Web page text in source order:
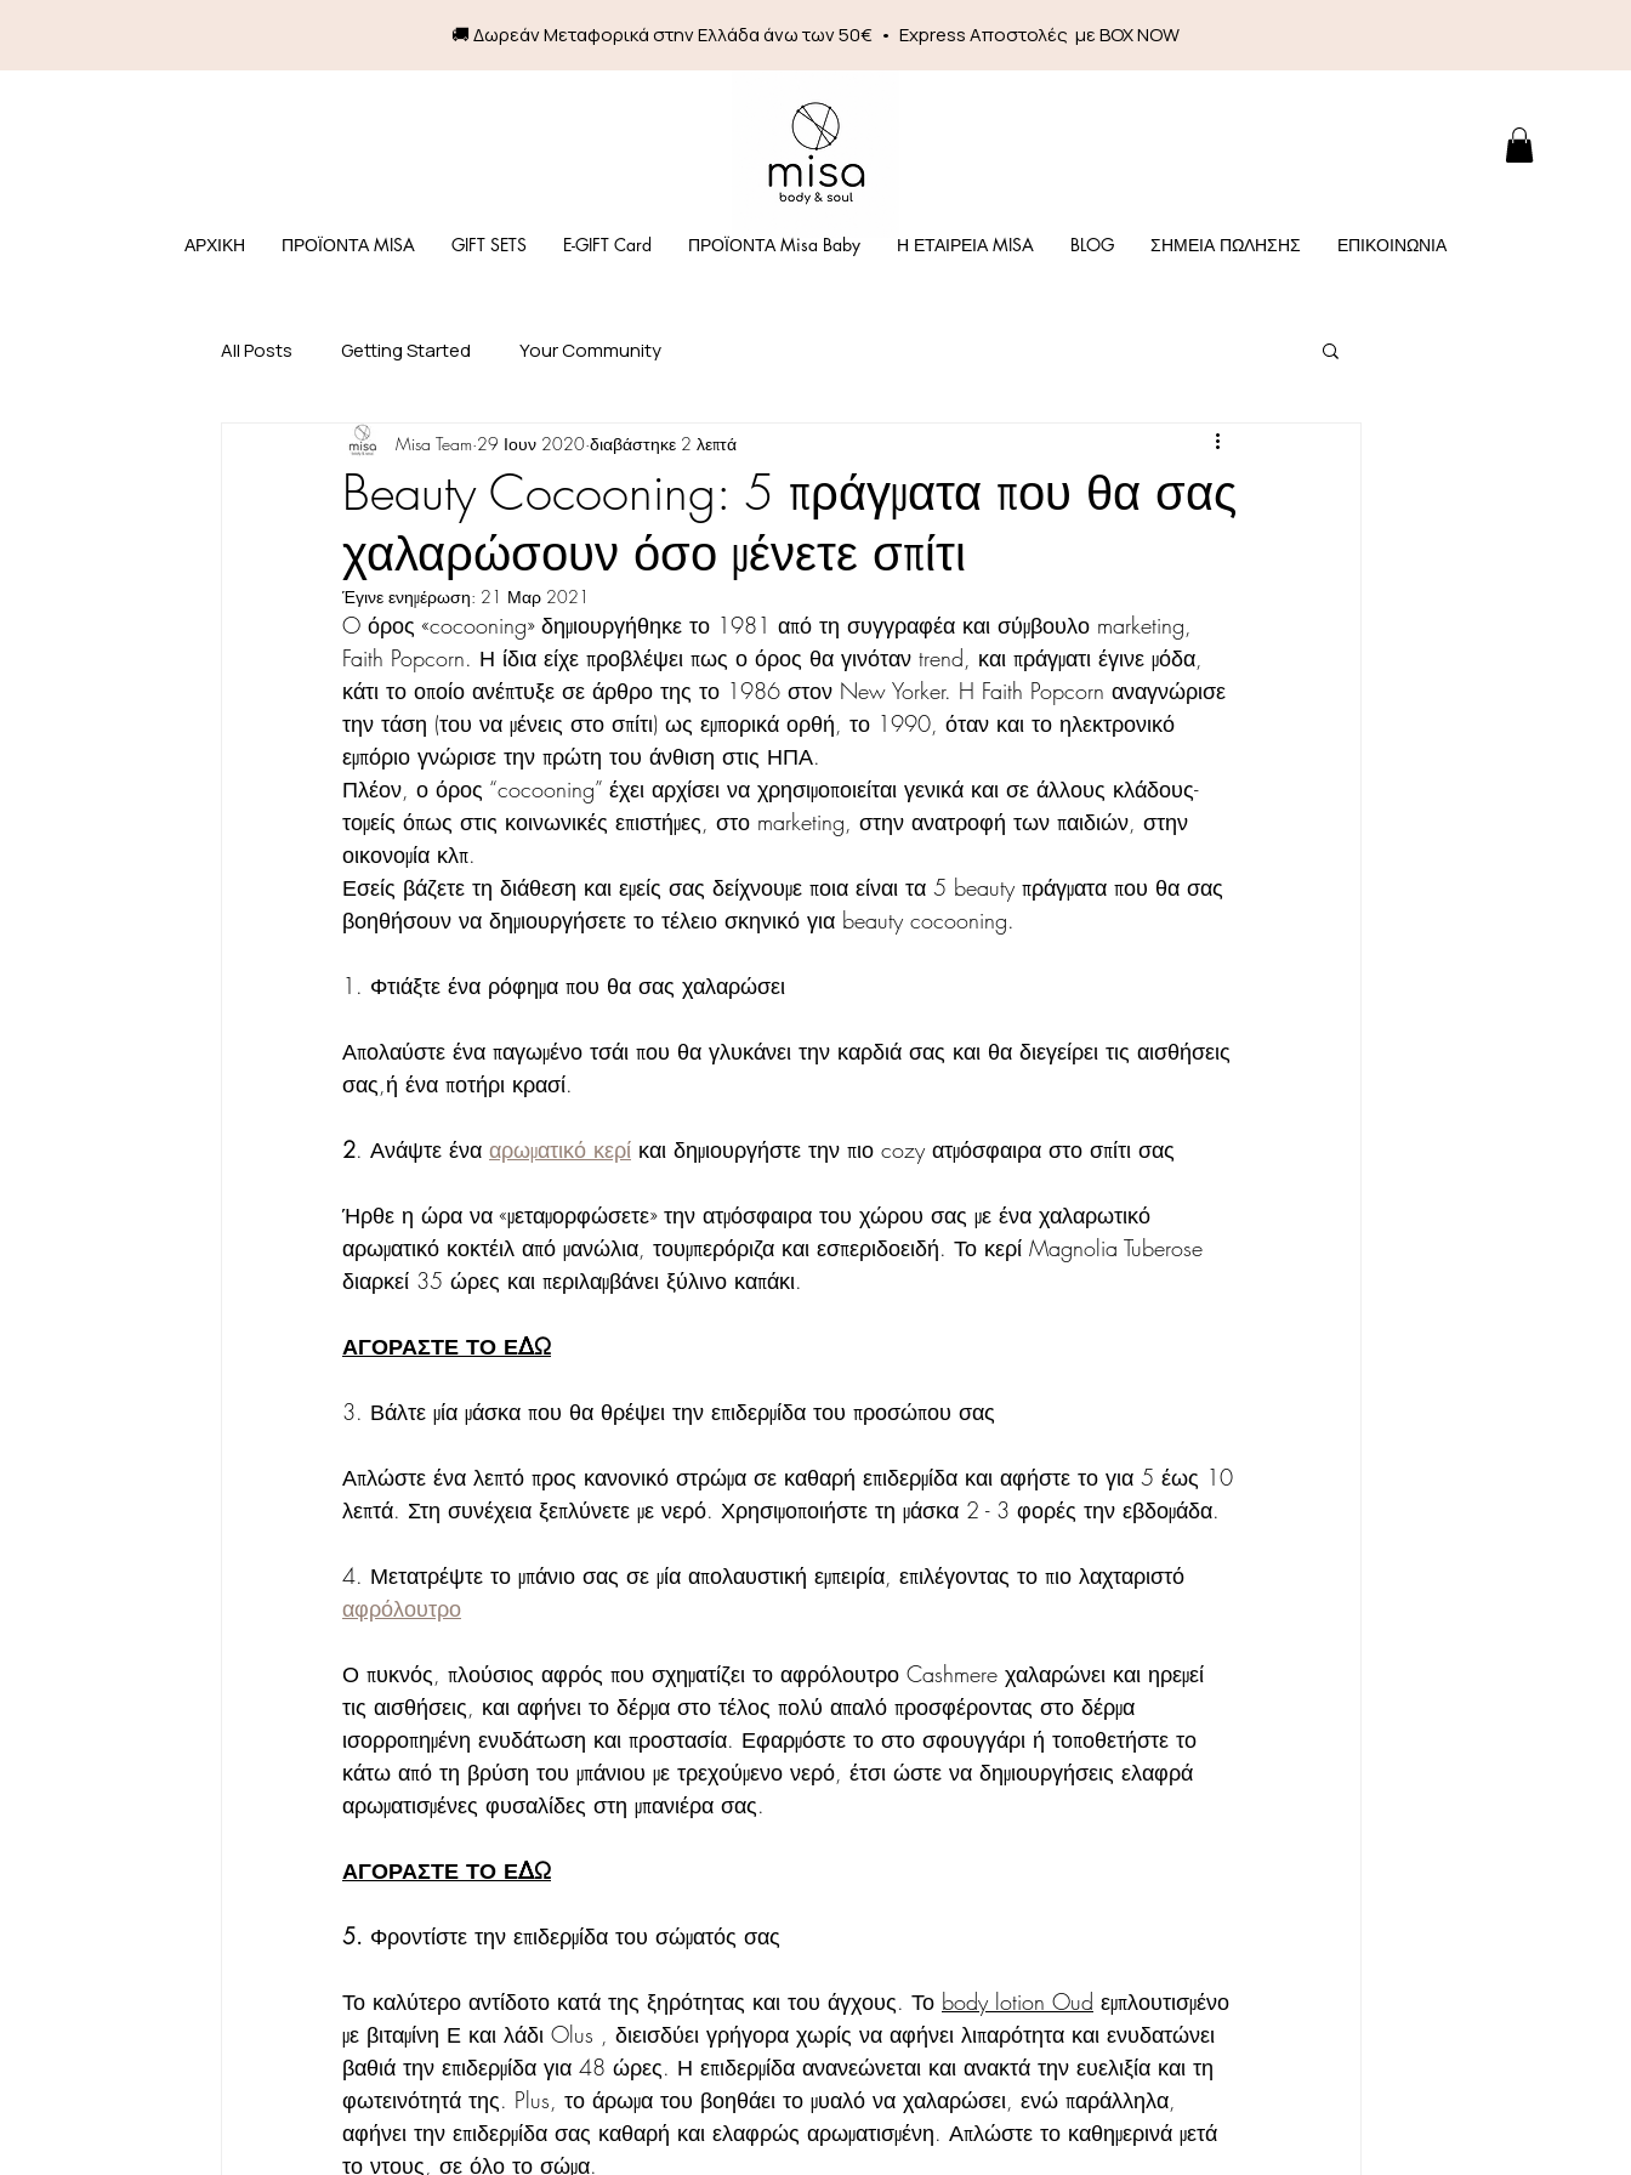
🚚 Δωρεάν Mεταφορικά στην Ελλάδα άνω των 50€ • Express Αποστολές με BOX NOW
ΑΡΧΙΚΗ ΠΡΟΪΟΝΤΑ MISA GIFT SETS E-GIFT Card ΠΡΟΪΟΝΤΑ Misa Baby Η ΕΤΑΙΡΕΙΑ MISA BLOG ΣΗΜΕΙΑ ΠΩΛΗΣΗΣ ΕΠΙΚΟΙΝΩΝΙΑ
All Posts Getting Started Your Community
Beauty Cocooning: 5 πράγματα που θα σας
χαλαρώσουν όσο μένετε σπίτι
Misa Team 29 Ιουν 2020 διαβάστηκε 2 λεπτά
Έγινε ενημέρωση: 21 Μαρ 2021
O όρος «cocooning» δημιουργήθηκε το 1981 από τη συγγραφέα και σύμβουλο marketing,
Faith Popcorn. Η ίδια είχε προβλέψει πως ο όρος θα γινόταν trend, και πράγματι έγινε μόδα,
κάτι το οποίο ανέπτυξε σε άρθρο της το 1986 στον New Yorker. H Faith Popcorn αναγνώρισε
την τάση (του να μένεις στο σπίτι) ως εμπορικά ορθή, το 1990, όταν και το ηλεκτρονικό
εμπόριο γνώρισε την πρώτη του άνθιση στις ΗΠΑ.
Πλέον, ο όρος “cocooning” έχει αρχίσει να χρησιμοποιείται γενικά και σε άλλους κλάδους-
τομείς όπως στις κοινωνικές επιστήμες, στο marketing, στην ανατροφή των παιδιών, στην
οικονομία κλπ.
Εσείς βάζετε τη διάθεση και εμείς σας δείχνουμε ποια είναι τα 5 beauty πράγματα που θα σας
βοηθήσουν να δημιουργήσετε το τέλειο σκηνικό για beauty cocooning.
1. Φτιάξτε ένα ρόφημα που θα σας χαλαρώσει
Απολαύστε ένα παγωμένο τσάι που θα γλυκάνει την καρδιά σας και θα διεγείρει τις αισθήσεις
σας,ή ένα ποτήρι κρασί.
2. Ανάψτε ένα αρωματικό κερί και δημιουργήστε την πιο cozy ατμόσφαιρα στο σπίτι σας
Ήρθε η ώρα να «μεταμορφώσετε» την ατμόσφαιρα του χώρου σας με ένα χαλαρωτικό
αρωματικό κοκτέιλ από μανώλια, τουμπερόριζα και εσπεριδοειδή. Το κερί Magnolia Tuberose
διαρκεί 35 ώρες και περιλαμβάνει ξύλινο καπάκι.
ΑΓΟΡΑΣΤΕ ΤΟ ΕΔΩ
3. Βάλτε μία μάσκα που θα θρέψει την επιδερμίδα του προσώπου σας
Απλώστε ένα λεπτό προς κανονικό στρώμα σε καθαρή επιδερμίδα και αφήστε το για 5 έως 10
λεπτά. Στη συνέχεια ξεπλύνετε με νερό. Χρησιμοποιήστε τη μάσκα 2 - 3 φορές την εβδομάδα.
4. Μετατρέψτε το μπάνιο σας σε μία απολαυστική εμπειρία, επιλέγοντας το πιο λαχταριστό
αφρόλουτρο
Ο πυκνός, πλούσιος αφρός που σχηματίζει το αφρόλουτρο Cashmere χαλαρώνει και ηρεμεί
τις αισθήσεις, και αφήνει το δέρμα στο τέλος πολύ απαλό προσφέροντας στο δέρμα
ισορροπημένη ενυδάτωση και προστασία. Εφαρμόστε το στο σφουγγάρι ή τοποθετήστε το
κάτω από τη βρύση του μπάνιου με τρεχούμενο νερό, έτσι ώστε να δημιουργήσεις ελαφρά
αρωματισμένες φυσαλίδες στη μπανιέρα σας.
ΑΓΟΡΑΣΤΕ ΤΟ ΕΔΩ
5. Φροντίστε την επιδερμίδα του σώματός σας
Το καλύτερο αντίδοτο κατά της ξηρότητας και του άγχους. Το body lotion Oud εμπλουτισμένο
με βιταμίνη Ε και λάδι Olus , διεισδύει γρήγορα χωρίς να αφήνει λιπαρότητα και ενυδατώνει
βαθιά την επιδερμίδα για 48 ώρες. Η επιδερμίδα ανανεώνεται και ανακτά την ευελιξία και τη
φωτεινότητά της. Plus, το άρωμα του βοηθάει το μυαλό να χαλαρώσει, ενώ παράλληλα,
αφήνει την επιδερμίδα σας καθαρή και ελαφρώς αρωματισμένη. Απλώστε το καθημερινά μετά
το ντους, σε όλο το σώμα.